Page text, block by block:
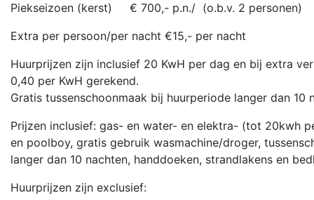
Piekseizoen (kerst) € 700,- p.n./ (o.b.v. 2 personen)
Extra per persoon/per nacht €15,- per nacht
Huurprijzen zijn inclusief 20 KwH per dag en bij extra
0,40 per KwH gerekend.
Gratis tussenschoonmaak bij huurperiode langer dan 10
Prijzen inclusief: gas- en water- en elektra- (tot 20kwh
en poolboy, gratis gebruik wasmachine/droger,
langer dan 10 nachten, handdoeken, strandlakens en
Huurprijzen zijn exclusief: